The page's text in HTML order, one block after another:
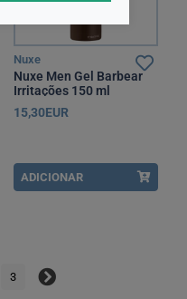
Nuxe
Nuxe Men Gel Barbear
Irritações 150 ml
15,30EUR
ADICIONAR
3